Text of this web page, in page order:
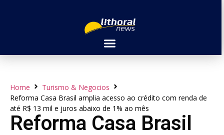
Home
Turismo & Negocios
Reforma Casa Brasil amplia acesso ao crédito com renda de
até R$ 13 mil e juros abaixo de 1% ao mês
Reforma Casa Brasil